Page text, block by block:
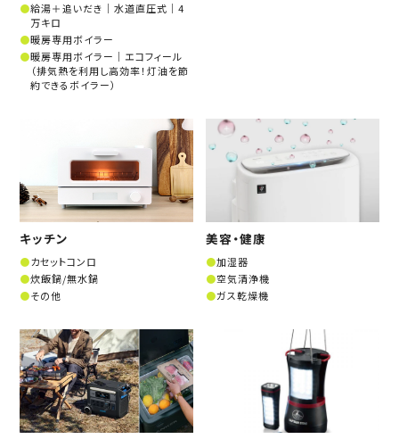
給湯＋追いだき│水道直圧式│4
万キロ
暖房専用ボイラー
暖房専用ボイラー│エコフィール
（排気熱を利用し高効率！灯油を節
約できるボイラー）
キッチン
カセットコンロ
炊飯鍋/無水鍋
その他
美容・健康
加湿器
空気清浄機
ガス乾燥機